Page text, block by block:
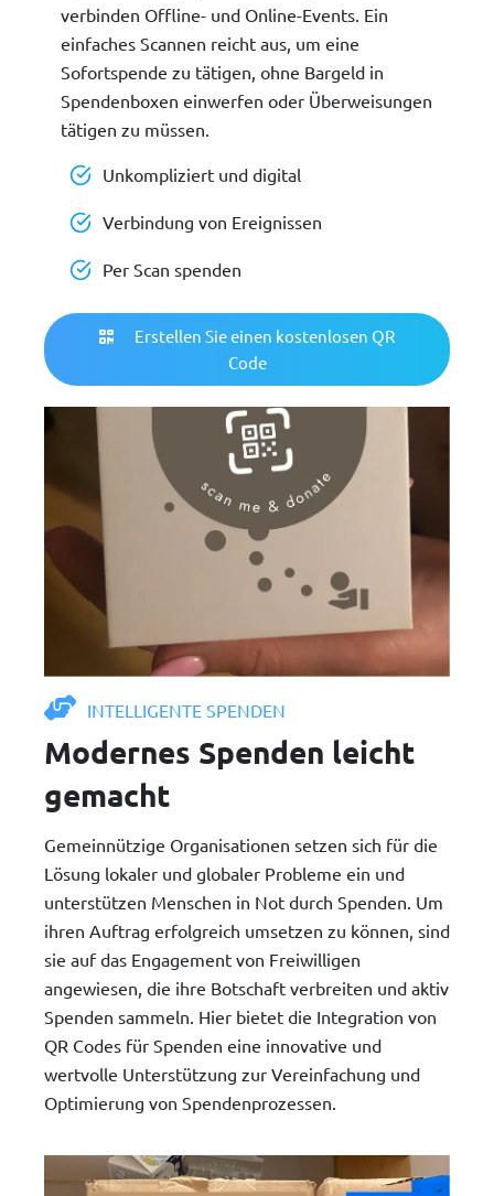
verbinden Offline- und Online-Events. Ein
einfaches Scannen reicht aus, um eine
Sofortspende zu tätigen, ohne Bargeld in
Spendenboxen einwerfen oder Überweisungen
tätigen zu müssen.
Unkompliziert und digital
Verbindung von Ereignissen
Per Scan spenden
Erstellen Sie einen kostenlosen QR
Code
INTELLIGENTE SPENDEN
Modernes Spenden leicht
gemacht
Gemeinnützige Organisationen setzen sich für die
Lösung lokaler und globaler Probleme ein und
unterstützen Menschen in Not durch Spenden. Um
ihren Auftrag erfolgreich umsetzen zu können, sind
sie auf das Engagement von Freiwilligen
angewiesen, die ihre Botschaft verbreiten und aktiv
Spenden sammeln. Hier bietet die Integration von
QR Codes für Spenden eine innovative und
wertvolle Unterstützung zur Vereinfachung und
Optimierung von Spendenprozessen.